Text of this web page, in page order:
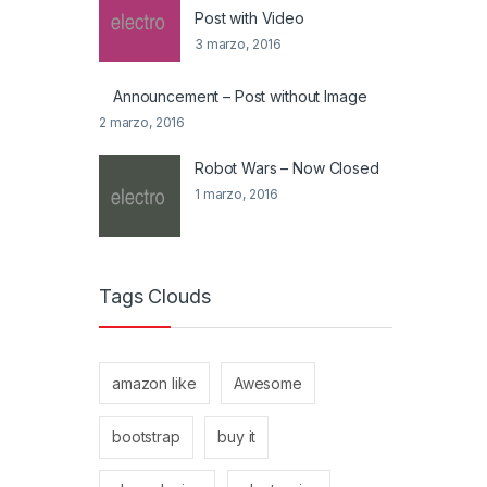
Post with Video
3 marzo, 2016
Announcement – Post without Image
2 marzo, 2016
Robot Wars – Now Closed
1 marzo, 2016
Tags Clouds
amazon like Awesome
bootstrap buy it